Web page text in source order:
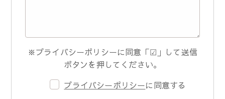
※プライバシーポリシーに同意「☑」して送信
ボタンを押してください。
プライバシーポリシーに同意する